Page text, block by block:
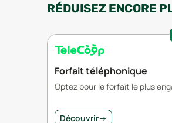
RÉDUISEZ ENCORE
Forfait téléphonique
Optez pour le forfait le plus
Découvrir→